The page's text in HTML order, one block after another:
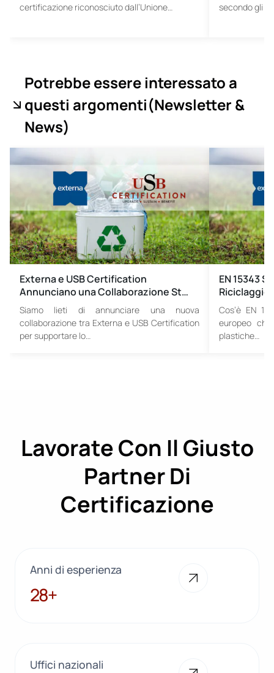
certificazione riconosciuto dall’Unione…
secondo gli
Potrebbe essere interessato a
questi argomenti(Newsletter &
News)
Externa e USB Certification
Annunciano una Collaborazione St…
Siamo lieti di annunciare una nuova
collaborazione tra Externa e USB Certification
per supportare lo…
EN 15343
Cos’è EN
europeo
plastiche…
Lavorate Con Il Giusto
Partner Di
Certificazione
Anni di esperienza
28+
28+
Uffici nazionali